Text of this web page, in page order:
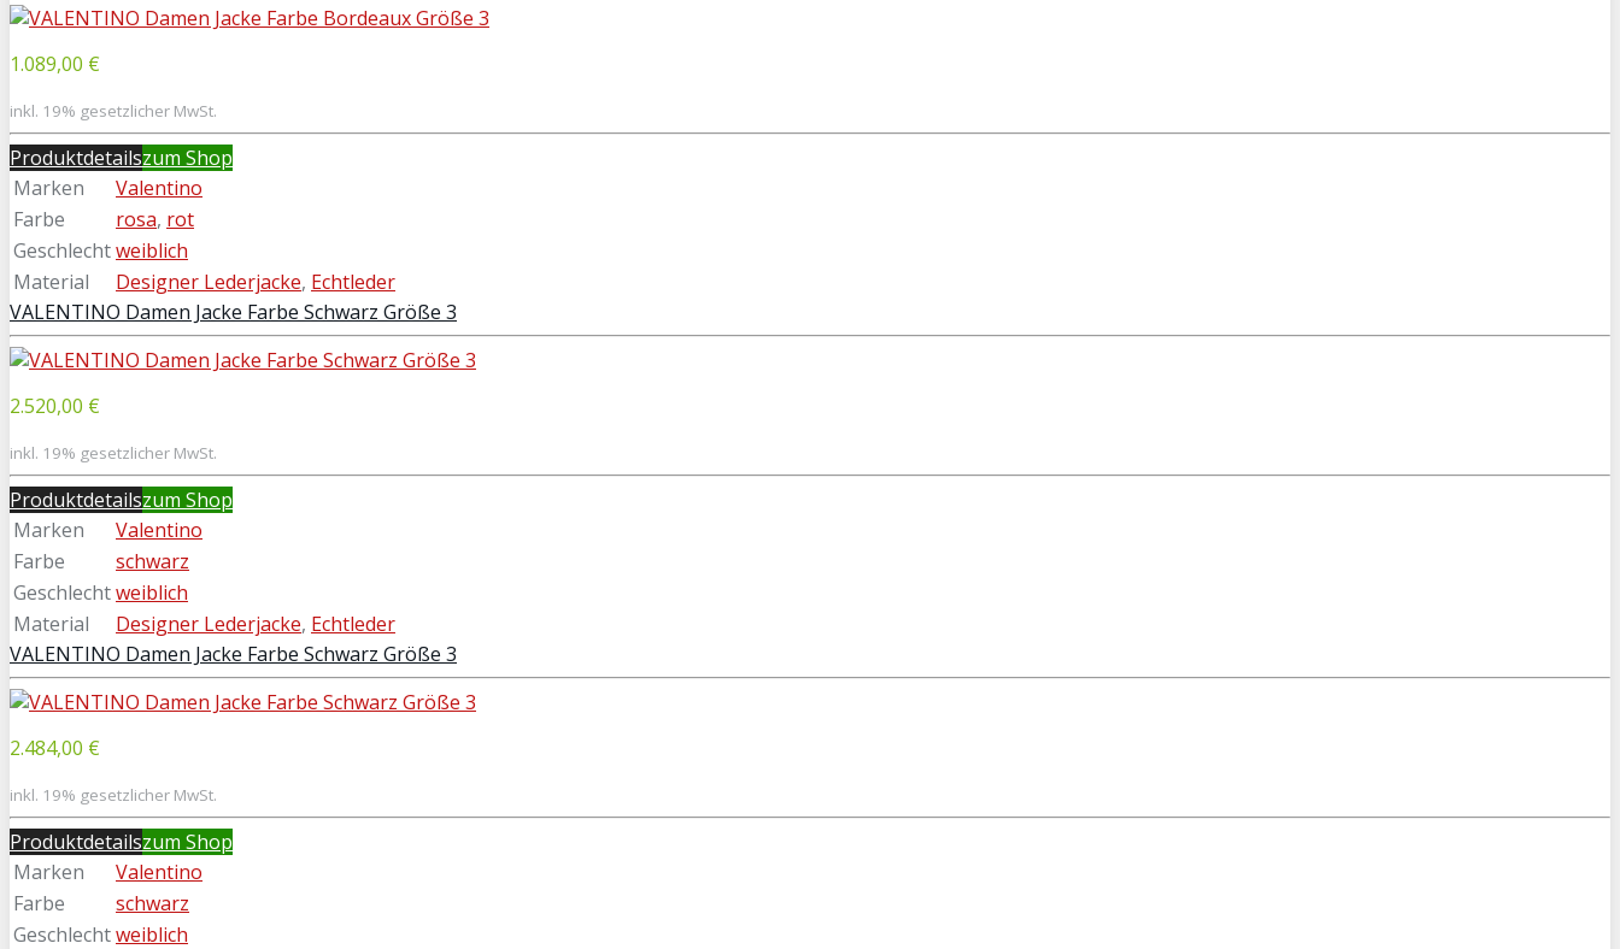
1.089,00 €
inkl. 19% gesetzlicher MwSt.
Produktdetailszum Shop
Marken
Valentino
Farbe
rosa, rot
Geschlechtweiblich
Material
Designer Lederjacke, Echtleder
VALENTINO Damen Jacke Farbe Schwarz Größe 3
2.520,00 €
inkl. 19% gesetzlicher MwSt.
Produktdetailszum Shop
Marken
Valentino
Farbe
schwarz
Geschlechtweiblich
Material
Designer Lederjacke, Echtleder
VALENTINO Damen Jacke Farbe Schwarz Größe 3
2.484,00 €
inkl. 19% gesetzlicher MwSt.
Produktdetailszum Shop
Marken
Valentino
Farbe
schwarz
Geschlechtweiblich